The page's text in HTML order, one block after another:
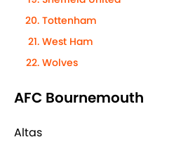
Tottenham
West Ham
Wolves
AFC Bournemouth
Altas